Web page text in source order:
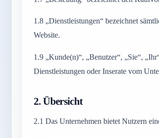
1.8 „Dienstleistungen“ bezeichnet
Website.
1.9 „Kunde(n)“, „Benutzer“, „Sie“,
Dienstleistungen oder Inserate vom
2.Übersicht
2.1 Das Unternehmen bietet Nutzern